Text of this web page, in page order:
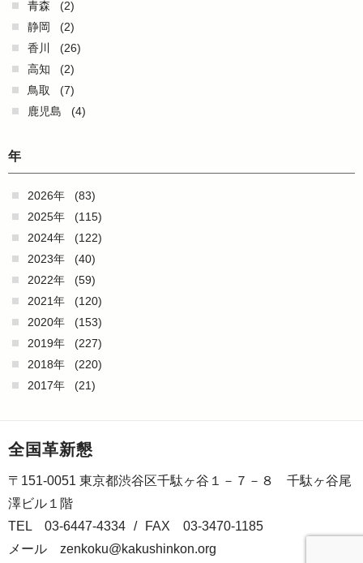
青森
(2)
静岡
(2)
香川
(26)
高知
(2)
鳥取
(7)
鹿児島
(4)
年
2026年
(83)
2025年
(115)
2024年
(122)
2023年
(40)
2022年
(59)
2021年
(120)
2020年
(153)
2019年
(227)
2018年
(220)
2017年
(21)
全国革新懇
〒151-0051 東京都渋谷区千駄ヶ谷１－７－８ 千駄ヶ谷尾
澤ビル１階
TEL 03-6447-4334 /
FAX 03-3470-1185
メール zenkoku@kakushinkon.org